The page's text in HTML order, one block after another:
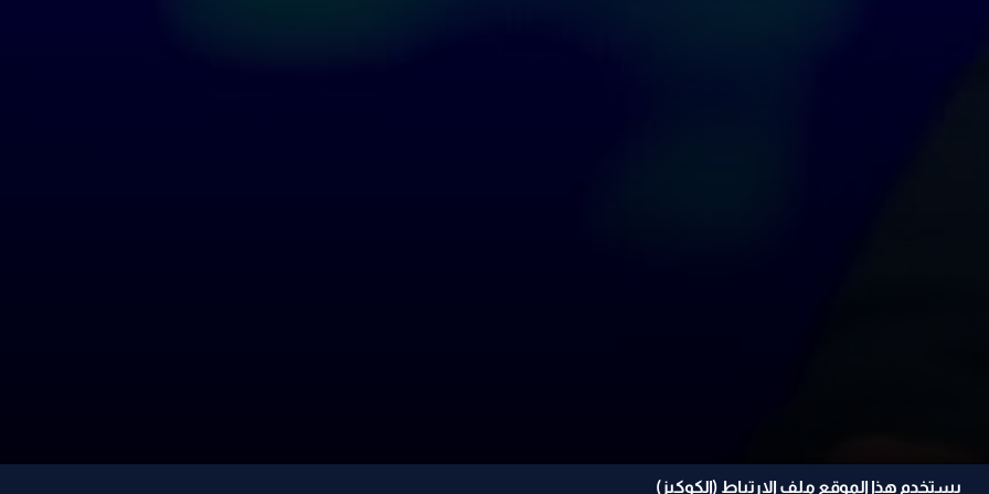
يستخدم هذا الموقع ملف الإرتباط (الكوكيز)